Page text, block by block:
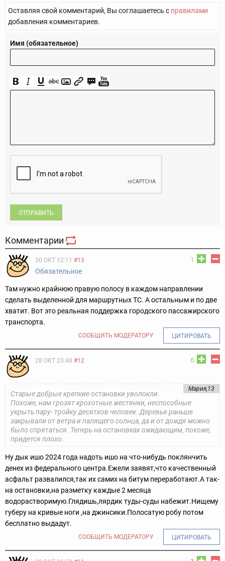
Оставляя свой комментарий, Вы соглашаетесь с правилами
добавления комментариев.
Имя (обязательное)
ОТПРАВИТЬ
Комментарии
1
30 ОКТ 12:11 #13
Обязательное
Там нужно крайнюю правую полосу в каждом направлении
сделать выделенной для маршрутных ТС. А остальным и по две
хватит. Вот это реальная поддержка городского пассажирского
транспорта.
СООБЩИТЬ МОДЕРАТОРУ ЦИТИРОВАТЬ
6
28 ОКТ 23:48 #12
Мария,13
Старые добрые крепкие остановки уволокли.
Похоже, нам грозят крохотные жестянки, неспособные
укрыть пару- тройку десятков человек. Деревья раньше
закрывали от ветра и палящего солнца, да и от дождя можно
было спрятаться. Теперь на остановках ожидающим, похоже,
придется плохо.
Ну дык ишо 2024 года надоть ишо на что-нибудь поклянчить
денех из федерального центра.Ежели заявят,что качественный
асфальт развалился,так их самих на битум переработают.А так-
на остановки,на разметку каждые 2 месяца
водорастворимую.Глядишь,лярдик туды-суды набежит.Нищему
губеру на кривые ноги ,на джинсики.Полосатую робу потом
бесплатно выдадут.
СООБЩИТЬ МОДЕРАТОРУ ЦИТИРОВАТЬ